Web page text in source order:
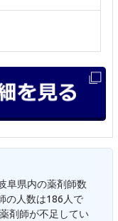
阜県内の薬剤師数
の人数は186人で
剤師が不足してい